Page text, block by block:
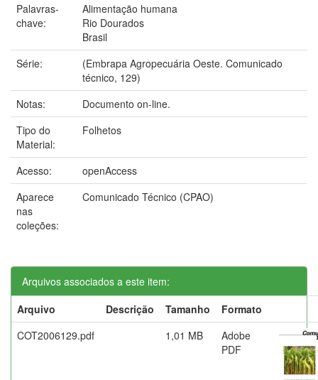
Palavras-
chave:
Alimentação humana
Rio Dourados
Brasil
Série:
(Embrapa Agropecuária Oeste. Comunicado
técnico, 129)
Notas:
Documento on-line.
Tipo do
Material:
Folhetos
Acesso:
openAccess
Aparece
nas
coleções:
Comunicado Técnico (CPAO)
Arquivos associados a este item:
Arquivo
Descrição Tamanho
Formato
COT2006129.pdf
1,01 MB
Adobe
PDF